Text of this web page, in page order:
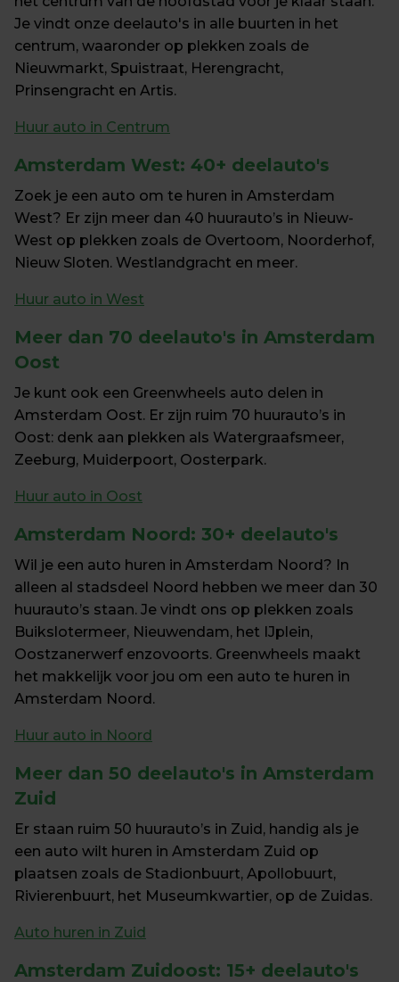
Je vindt onze deelauto's in alle buurten in het
centrum, waaronder op plekken zoals de
Nieuwmarkt, Spuistraat, Herengracht,
Prinsengracht en Artis.
Huur auto in Centrum
Amsterdam West: 40+ deelauto's
Zoek je een auto om te huren in Amsterdam
West? Er zijn meer dan 40 huurauto’s in Nieuw-
West op plekken zoals de Overtoom, Noorderhof,
Nieuw Sloten. Westlandgracht en meer.
Huur auto in West
Meer dan 70 deelauto's in Amsterdam
Oost
Je kunt ook een Greenwheels auto delen in
Amsterdam Oost. Er zijn ruim 70 huurauto’s in
Oost: denk aan plekken als Watergraafsmeer,
Zeeburg, Muiderpoort, Oosterpark.
Huur auto in Oost
Amsterdam Noord: 30+ deelauto's
Wil je een auto huren in Amsterdam Noord? In
alleen al stadsdeel Noord hebben we meer dan 30
huurauto’s staan. Je vindt ons op plekken zoals
Buikslotermeer, Nieuwendam, het IJplein,
Oostzanerwerf enzovoorts. Greenwheels maakt
het makkelijk voor jou om een auto te huren in
Amsterdam Noord.
Huur auto in Noord
Meer dan 50 deelauto's in Amsterdam
Zuid
Er staan ruim 50 huurauto’s in Zuid, handig als je
een auto wilt huren in Amsterdam Zuid op
plaatsen zoals de Stadionbuurt, Apollobuurt,
Rivierenbuurt, het Museumkwartier, op de Zuidas.
Auto huren in Zuid
Amsterdam Zuidoost: 15+ deelauto's